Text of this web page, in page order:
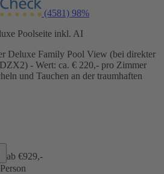
(4581) 98%
Poolseite inkl. AI
Deluxe Family Pool View (bei direkter
- Wert: ca. € 220,- pro Zimmer
und Tauchen an der traumhaften
ab €929,-